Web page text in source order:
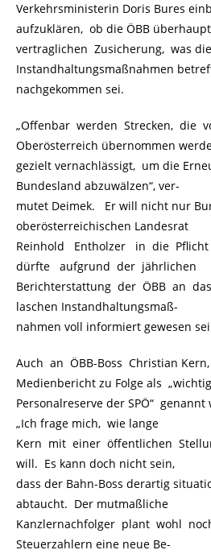
Verkehrsministerin Doris Bures
aufzuklären, ob die ÖBB
vertraglichen Zusicherung, was die
Instandhaltungsmaßnahmen
nachgekommen sei.
„Offenbar werden Strecken, die
Oberösterreich übernommen
gezielt vernachlässigt, um die
Bundesland abzuwälzen“, ver-
mutet Deimek. Er will nicht nur
oberösterreichischen Landesrat
Reinhold Entholzer in die
dürfte aufgrund der jährlichen
Berichterstattung der ÖBB an
laschen Instandhaltungsmaß-
nahmen voll informiert gewesen
Auch an ÖBB-Boss Christian
Medienbericht zu Folge als
Personalreserve der SPÖ“
„Ich frage mich, wie lange
Kern mit einer öffentlichen
will. Es kann doch nicht sein,
dass der Bahn-Boss derartig
abtaucht. Der mutmaßliche
Kanzlernachfolger plant wohl
Steuerzahlern eine neue Be-